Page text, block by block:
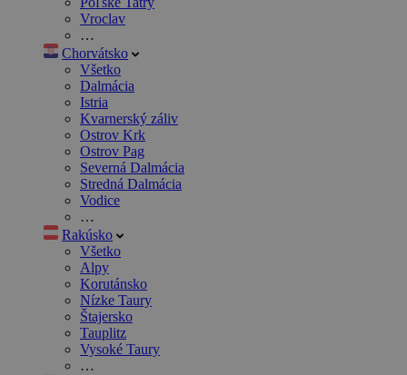
Vroclav
…
Chorvátsko
Všetko
Dalmácia
Istria
Kvarnerský záliv
Ostrov Krk
Ostrov Pag
Severná Dalmácia
Stredná Dalmácia
Vodice
…
Rakúsko
Všetko
Alpy
Korutánsko
Nízke Taury
Štajersko
Tauplitz
Vysoké Taury
…